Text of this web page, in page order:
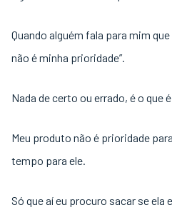
Quando alguém fala para mim
não é minha prioridade”.
Nada de certo ou errado, é o que
Meu produto não é prioridade
tempo para ele.
Só que aí eu procuro sacar se ela